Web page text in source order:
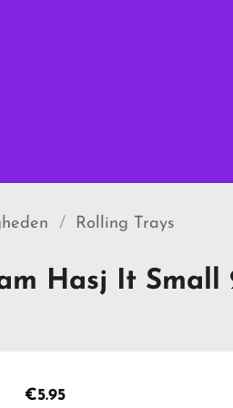
/ Rolling Trays
Hasj It Small
€5.95